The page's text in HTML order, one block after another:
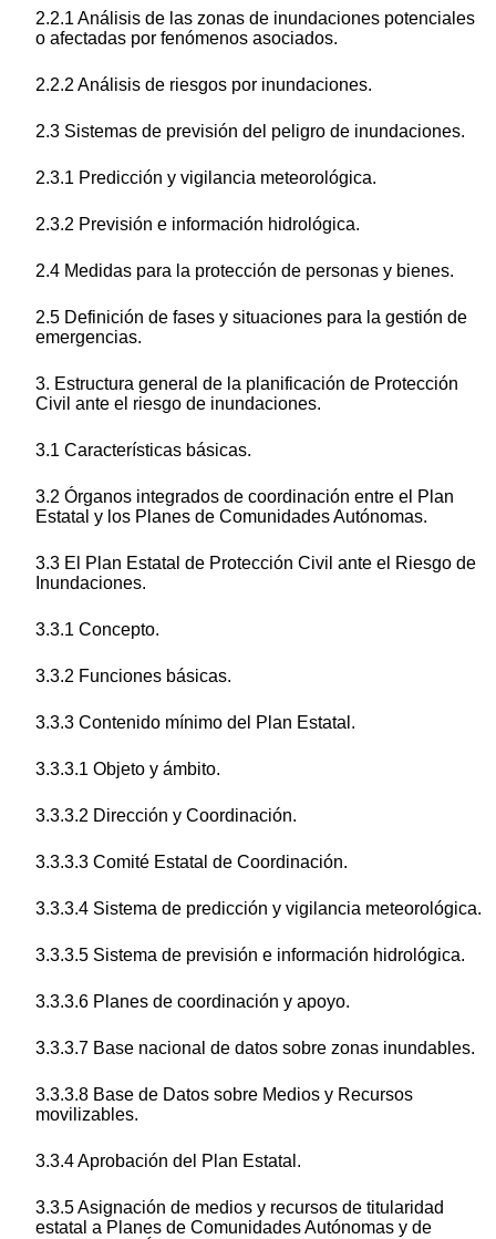
2.2.1 Análisis de las zonas de inundaciones potenciales
o afectadas por fenómenos asociados.
2.2.2 Análisis de riesgos por inundaciones.
2.3 Sistemas de previsión del peligro de inundaciones.
2.3.1 Predicción y vigilancia meteorológica.
2.3.2 Previsión e información hidrológica.
2.4 Medidas para la protección de personas y bienes.
2.5 Definición de fases y situaciones para la gestión de
emergencias.
3. Estructura general de la planificación de Protección
Civil ante el riesgo de inundaciones.
3.1 Características básicas.
3.2 Órganos integrados de coordinación entre el Plan
Estatal y los Planes de Comunidades Autónomas.
3.3 El Plan Estatal de Protección Civil ante el Riesgo de
Inundaciones.
3.3.1 Concepto.
3.3.2 Funciones básicas.
3.3.3 Contenido mínimo del Plan Estatal.
3.3.3.1 Objeto y ámbito.
3.3.3.2 Dirección y Coordinación.
3.3.3.3 Comité Estatal de Coordinación.
3.3.3.4 Sistema de predicción y vigilancia meteorológica.
3.3.3.5 Sistema de previsión e información hidrológica.
3.3.3.6 Planes de coordinación y apoyo.
3.3.3.7 Base nacional de datos sobre zonas inundables.
3.3.3.8 Base de Datos sobre Medios y Recursos
movilizables.
3.3.4 Aprobación del Plan Estatal.
3.3.5 Asignación de medios y recursos de titularidad
estatal a Planes de Comunidades Autónomas y de